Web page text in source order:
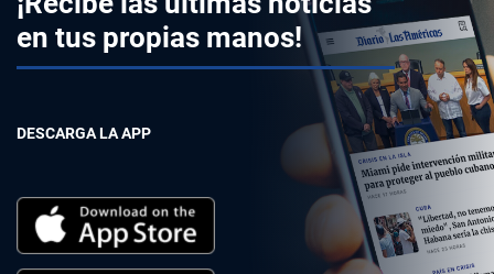
en tus propias manos!
DESCARGA LA APP